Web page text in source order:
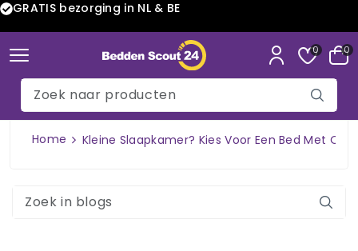
GRATIS bezorging in NL & BE
0 0
Home Kleine Slaapkamer? Kies Voor Een Bed Met